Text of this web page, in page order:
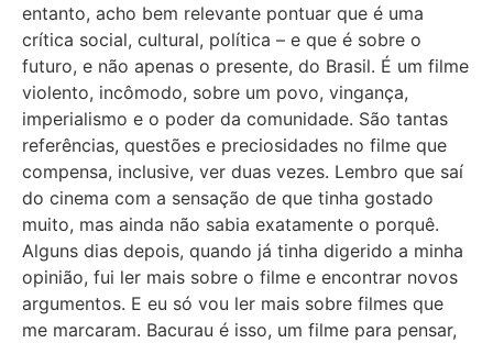
entanto, acho bem relevante pontuar que é uma
crítica social, cultural, política – e que é sobre o
futuro, e não apenas o presente, do Brasil. É um filme
violento, incômodo, sobre um povo, vingança,
imperialismo e o poder da comunidade. São tantas
referências, questões e preciosidades no filme que
compensa, inclusive, ver duas vezes. Lembro que saí
do cinema com a sensação de que tinha gostado
muito, mas ainda não sabia exatamente o porquê.
Alguns dias depois, quando já tinha digerido a minha
opinião, fui ler mais sobre o filme e encontrar novos
argumentos. E eu só vou ler mais sobre filmes que
me marcaram. Bacurau é isso, um filme para pensar,